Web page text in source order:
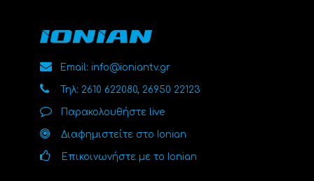
Email: info@ioniantv.gr
Τηλ: 2610 622080, 26950 22123
Παρακολουθήστε live
Διαφημιστείτε στο Ionian
Επικοινωνήστε με το Ionian